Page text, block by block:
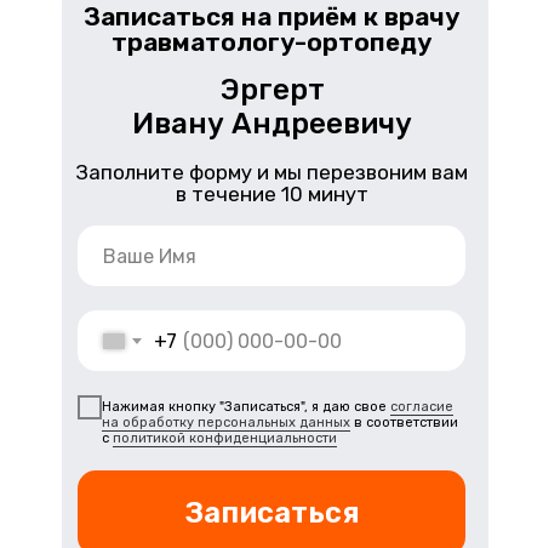
+7
Нажимая кнопку "Записаться", я даю свое согласие
на обработку персональных данных в соответствии
с политикой конфиденциальности
Записаться
Заполните форму и мы перезвоним вам
в течение 10 минут
Эргерт
Ивану Андреевичу
Записаться на приём к врачу
травматологу-ортопеду